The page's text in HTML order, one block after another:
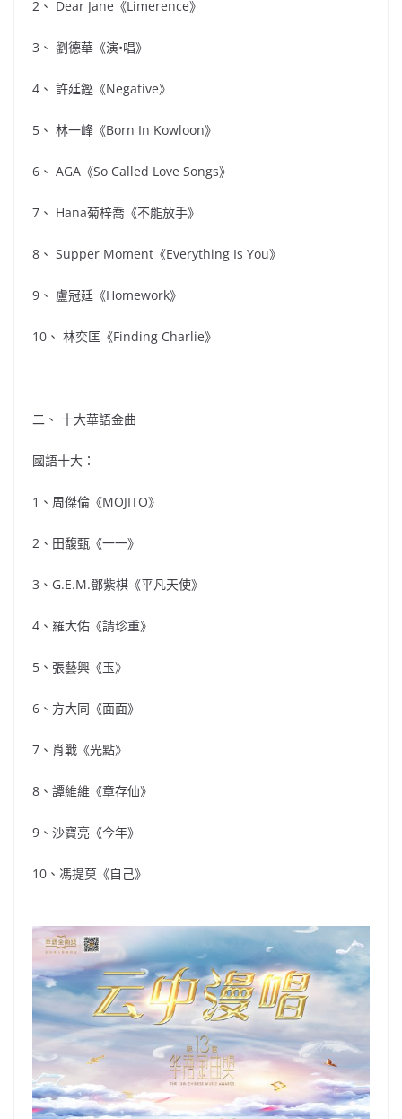
2、 Dear Jane《Limerence》
3、 劉德華《演•唱》
4、 許廷鏗《Negative》
5、 林一峰《Born In Kowloon》
6、 AGA《So Called Love Songs》
7、 Hana菊梓喬《不能放手》
8、 Supper Moment《Everything Is You》
9、 盧冠廷《Homework》
10、 林奕匡《Finding Charlie》
二、 十大華語金曲
國語十大：
1、周傑倫《MOJITO》
2、田馥甄《一一》
3、G.E.M.鄧紫棋《平凡天使》
4、羅大佑《請珍重》
5、張藝興《玉》
6、方大同《面面》
7、肖戰《光點》
8、譚維維《章存仙》
9、沙寶亮《今年》
10、馮提莫《自己》